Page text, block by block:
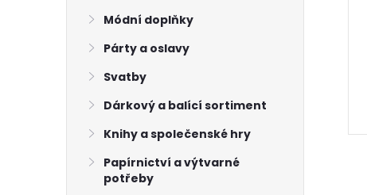
Módní doplňky
Párty a oslavy
Svatby
Dárkový a balící sortiment
Knihy a společenské hry
Papírnictví a výtvarné
potřeby
ASPO 120 hnědá našedlá
1182 návin 100 m
16 Kč
DO KOŠÍKU